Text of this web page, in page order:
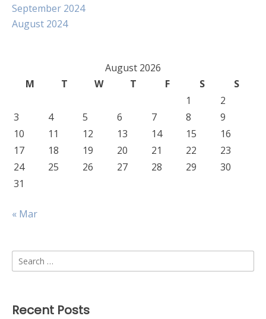
September 2024
August 2024
August 2026
M
T W T F S
S
1
2
3
4 5 6 7 8
9
10
11 12 13 14 15
16
17
18 19 20 21 22
23
24
25 26 27 28 29
30
31
« Mar
Search
for:
Recent Posts